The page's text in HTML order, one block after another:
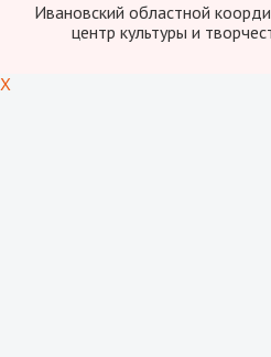
Ивановский областной
центр культуры и
X